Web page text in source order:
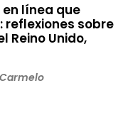
línea que
reflexiones sobre
Reino Unido,